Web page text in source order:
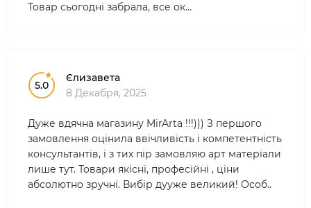
Товар сьогодні забрала, все ок...
5.0
Єлизавета
8 Декабря, 2025
Дуже вдячна магазину MirArta !!!))) З першого
замовлення оцінила ввічливість і компетентність
консультантів, і з тих пір замовляю арт матеріали
лише тут. Товари якісні, професійні , ціни
абсолютно зручні. Вибір дууже великий! Особ..